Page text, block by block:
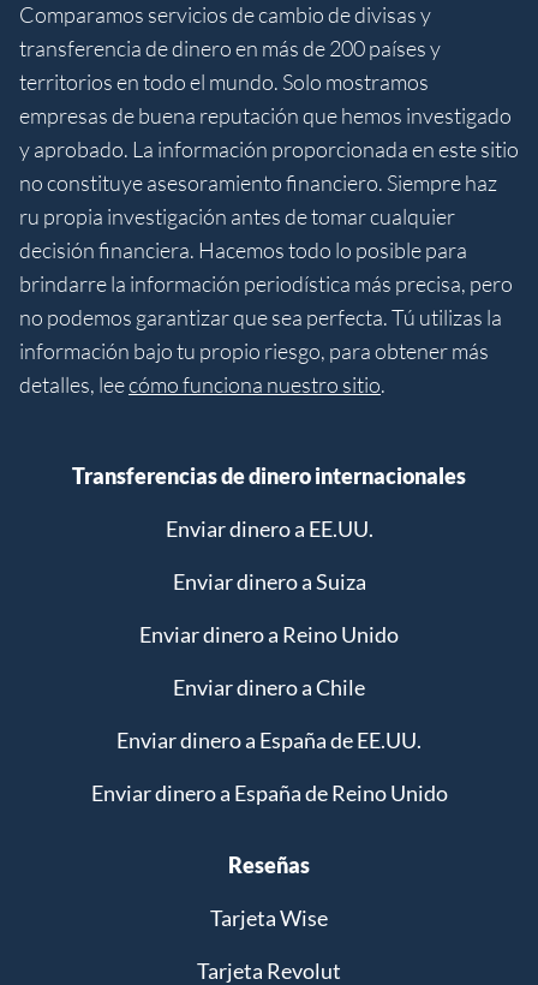
Comparamos servicios de cambio de divisas y
transferencia de dinero en más de 200 países y
territorios en todo el mundo. Solo mostramos
empresas de buena reputación que hemos investigado
y aprobado. La información proporcionada en este sitio
no constituye asesoramiento financiero. Siempre haz
ru propia investigación antes de tomar cualquier
decisión financiera. Hacemos todo lo posible para
brindarre la información periodística más precisa, pero
no podemos garantizar que sea perfecta. Tú utilizas la
información bajo tu propio riesgo, para obtener más
detalles, leecómo funciona nuestro sitio.
Transferencias de dinero internacionales
Enviar dinero a EE.UU.
Enviar dinero a Suiza
Enviar dinero a Reino Unido
Enviar dinero a Chile
Enviar dinero a España de EE.UU.
Enviar dinero a España de Reino Unido
Reseñas
Tarjeta Wise
Tarjeta Revolut